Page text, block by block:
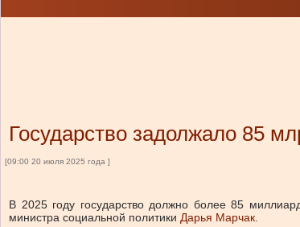
Государство задолжало 85
[09:00 20 июля 2025 года ]
В 2025 году государство должно более 85
министра социальной политики Дарья Марчак